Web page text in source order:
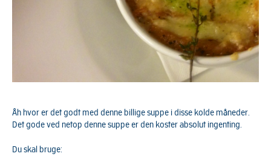
Åh hvor er det godt med denne billige suppe i disse kolde måneder.
Det gode ved netop denne suppe er den koster absolut ingenting.
Du skal bruge: